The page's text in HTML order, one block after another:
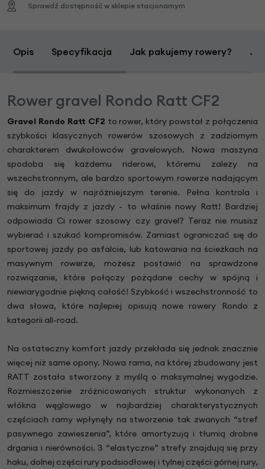
Sprawdź dostępność w sklepie stacjonarnym
Opis Specyfikacja Jak pakujemy rowery?
Rower gravel Rondo Ratt CF2
Gravel Rondo Ratt CF2 to rower, który powstał z połączenia
szybkości klasycznych rowerów szosowych z zadziornym
charakterem dwukołowców gravelowych. Nowa maszyna
spodoba się każdemu riderowi, któremu zależy na
wszechstronnym, ale bardzo sportowym rowerze nadającym
się do jazdy w najróżniejszym terenie. Pełna kontrola i
maksimum frajdy z jazdy - to właśnie nowy Ratt! Bardziej
odpowiada Ci rower szosowy czy gravel? Teraz nie musisz
wybierać i szukać kompromisów. Zamiast ograniczać się do
sportowej jazdy po asfalcie, lub katowania na ścieżkach na
masywnym rowerze, możesz postawić na sprawdzone
rozwiązanie, które połączy pożądane cechy w spójną i
niewiarygodnie piękną całość! Szybkość i wszechstronność to
dwa słowa, które najlepiej opisują nowe rowery Rondo z
kategorii all-road.
Na ostateczny komfort jazdy przekłada się jednak znacznie
więcej niż same opony. Nowa rama, na której zbudowany jest
RATT została stworzony z myślą o maksymalnej wygodzie.
Rozmieszczenie zróżnicowanych struktur wykonanych z
włókna węglowego w najbardziej charakterystycznych
częściach ramy wpłynęły na stworzenie tak zwanych “stref
pasywnego zawieszenia”, które amortyzują i tłumią drobne
drgania i nierówności. 3 “elastyczne” strefy znajdują się przy
haku, dolnej części rury podsiodłowej i tylnej części górnej rury,